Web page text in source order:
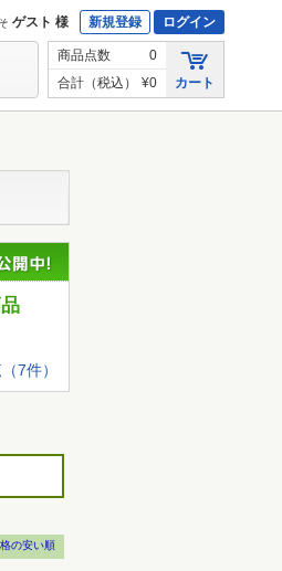
ゲスト 様 新規登録 ログイン
商品点数
0
合計（税込）
¥0 カート
7件）
の安い順